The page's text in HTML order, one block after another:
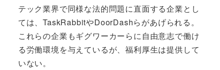
テック業界で同様な法的問題に直面する企業とし
ては、TaskRabbitやDoorDashらがあげられる。
これらの企業もギグワーカーらに自由意志で働け
る労働環境を与えているが、福利厚生は提供して
いない。